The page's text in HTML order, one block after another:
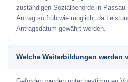
zuständigen Sozialbehörde in
Antrag so früh wie möglich, da
Antragsdatum gewährt werden.
Welche Weiterbildungen werden